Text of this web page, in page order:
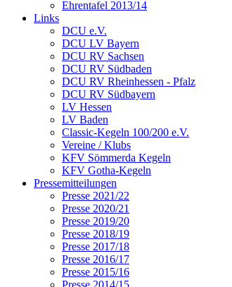
Ehrentafel 2013/14
Links
DCU e.V.
DCU LV Bayern
DCU RV Sachsen
DCU RV Südbaden
DCU RV Rheinhessen - Pfalz
DCU RV Südbayern
LV Hessen
LV Baden
Classic-Kegeln 100/200 e.V.
Vereine / Klubs
KFV Sömmerda Kegeln
KFV Gotha-Kegeln
Pressemitteilungen
Presse 2021/22
Presse 2020/21
Presse 2019/20
Presse 2018/19
Presse 2017/18
Presse 2016/17
Presse 2015/16
Presse 2014/15